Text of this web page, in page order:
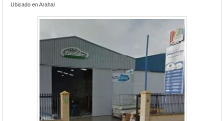
Ubicado en Arahal